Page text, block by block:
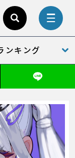
ンキング